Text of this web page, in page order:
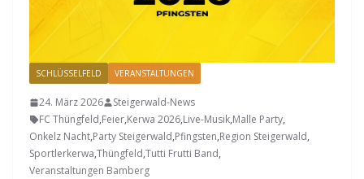
SCHLÜSSELFELD VERANSTALTUNGEN
24. März 2026
Steigerwald-News
FC Thüngfeld,Feier,Kerwa 2026,Live-Musik,Malle Party,
Onkelz Nacht,Party Steigerwald,Pfingsten,Region Steigerwald,
Sportlerkerwa,Thüngfeld,Tutti Frutti Band,
Veranstaltungen Bamberg